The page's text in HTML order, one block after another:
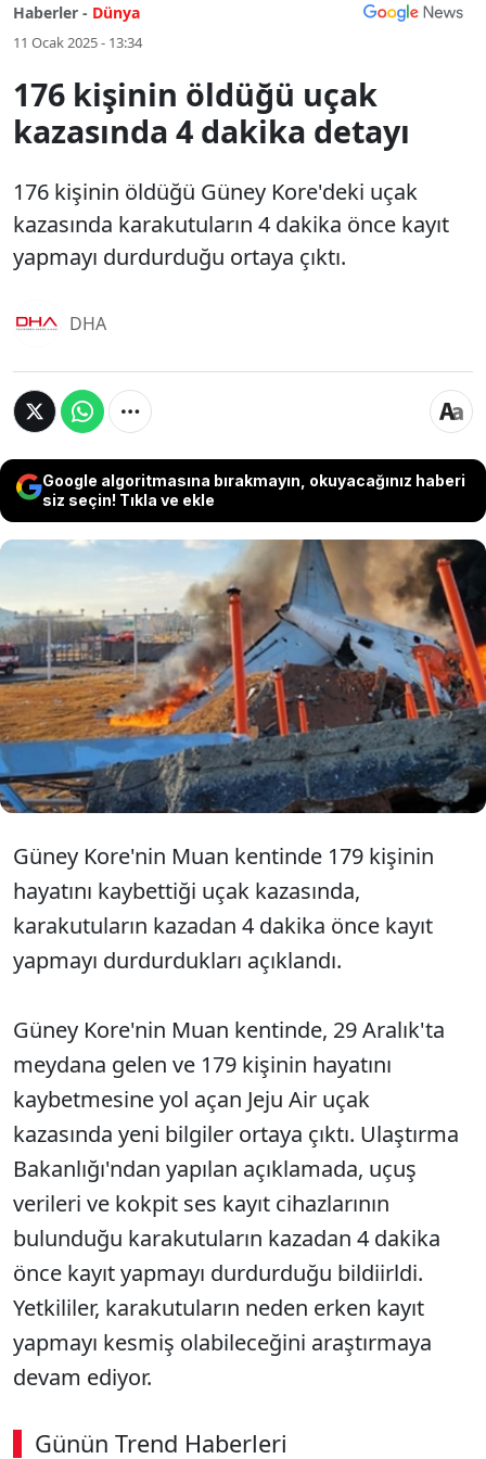
Haberler - Dünya
11 Ocak 2025 - 13:34
176 kişinin öldüğü uçak
kazasında 4 dakika detayı
176 kişinin öldüğü Güney Kore'deki uçak
kazasında karakutuların 4 dakika önce kayıt
yapmayı durdurduğu ortaya çıktı.
DHA
Google algoritmasına bırakmayın, okuyacağınız haberi
siz seçin! Tıkla ve ekle
176 kişinin öldüğü Güney Kore'deki
uçak kazasında karakutuların 4 dakika
önce kayıt yapmayı durdurduğu ortaya
çıktı.
Güney Kore'nin Muan kentinde 179 kişinin
hayatını kaybettiği uçak kazasında,
karakutuların kazadan 4 dakika önce kayıt
yapmayı durdurdukları açıklandı.
Güney Kore'nin Muan kentinde, 29 Aralık'ta
meydana gelen ve 179 kişinin hayatını
kaybetmesine yol açan Jeju Air uçak
kazasında yeni bilgiler ortaya çıktı. Ulaştırma
Bakanlığı'ndan yapılan açıklamada, uçuş
verileri ve kokpit ses kayıt cihazlarının
bulunduğu karakutuların kazadan 4 dakika
önce kayıt yapmayı durdurduğu bildiirldi.
Yetkililer, karakutuların neden erken kayıt
yapmayı kesmiş olabileceğini araştırmaya
devam ediyor.
Günün Trend Haberleri